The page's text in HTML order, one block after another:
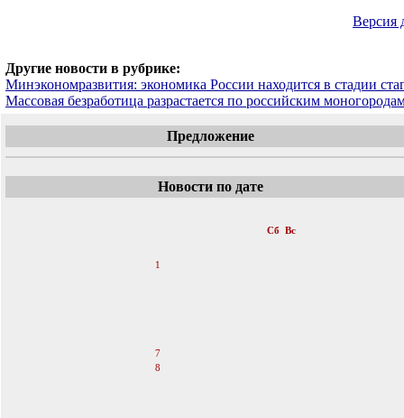
Версия
Другие новости в рубрике:
Минэкономразвития: экономика России находится в стадии
Массовая безработица разрастается по российским
Предложение
Новости по дате
Сб Вс
1
7
8